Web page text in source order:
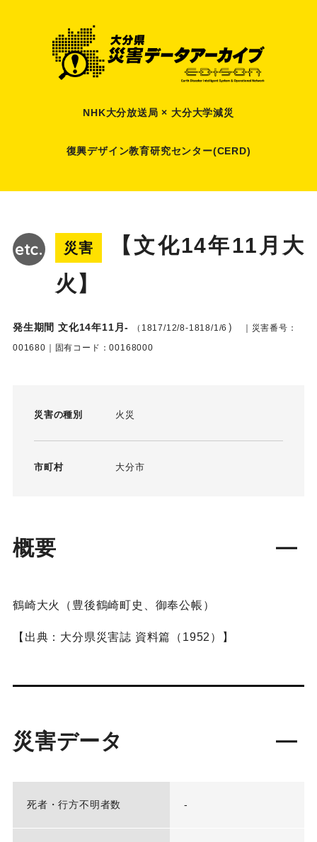
NHK大分放送局 × 大分大学減災
復興デザイン教育研究センター(CERD)
災害
【文化14年11月大
火】
発生期間 文化14年11月- （1817/12/8-1818/1/6 ）
｜災害番号：
001680｜固有コード：00168000
災害の種別 火災
市町村 大分市
概要
鶴崎大火（豊後鶴崎町史、御奉公帳）
【出典：大分県災害誌 資料篇（1952）】
災害データ
死者・行方不明者数 -